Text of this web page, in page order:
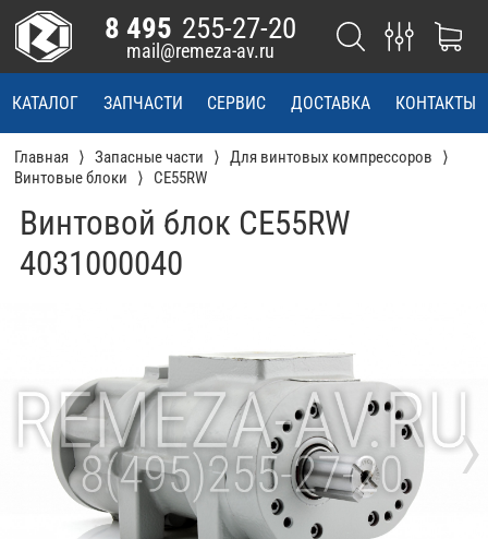
КАТАЛОГ ЗАПЧАСТИ СЕРВИС ДОСТАВКА КОНТАКТЫ
8 495 255-27-20
mail@remeza-av.ru
Главная Запасные части
Для винтовых компрессоров
Винтовые блоки
CE55RW
Винтовой блок CE55RW
4031000040
›